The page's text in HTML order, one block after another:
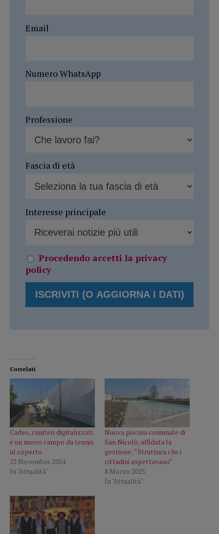
Email
Numero WhatsApp
Professione
Fascia di età
Interesse principale
Procedendo accetti la privacy
policy
Correlati
Cadeo, cimiteri digitalizzati
e un nuovo campo da tennis
al coperto
22 Novembre 2024
In "Attualità"
Nuova piscina comunale di
San Nicolò, affidata la
gestione: “Struttura che i
cittadini aspettavano”
8 Marzo 2025
In "Attualità"